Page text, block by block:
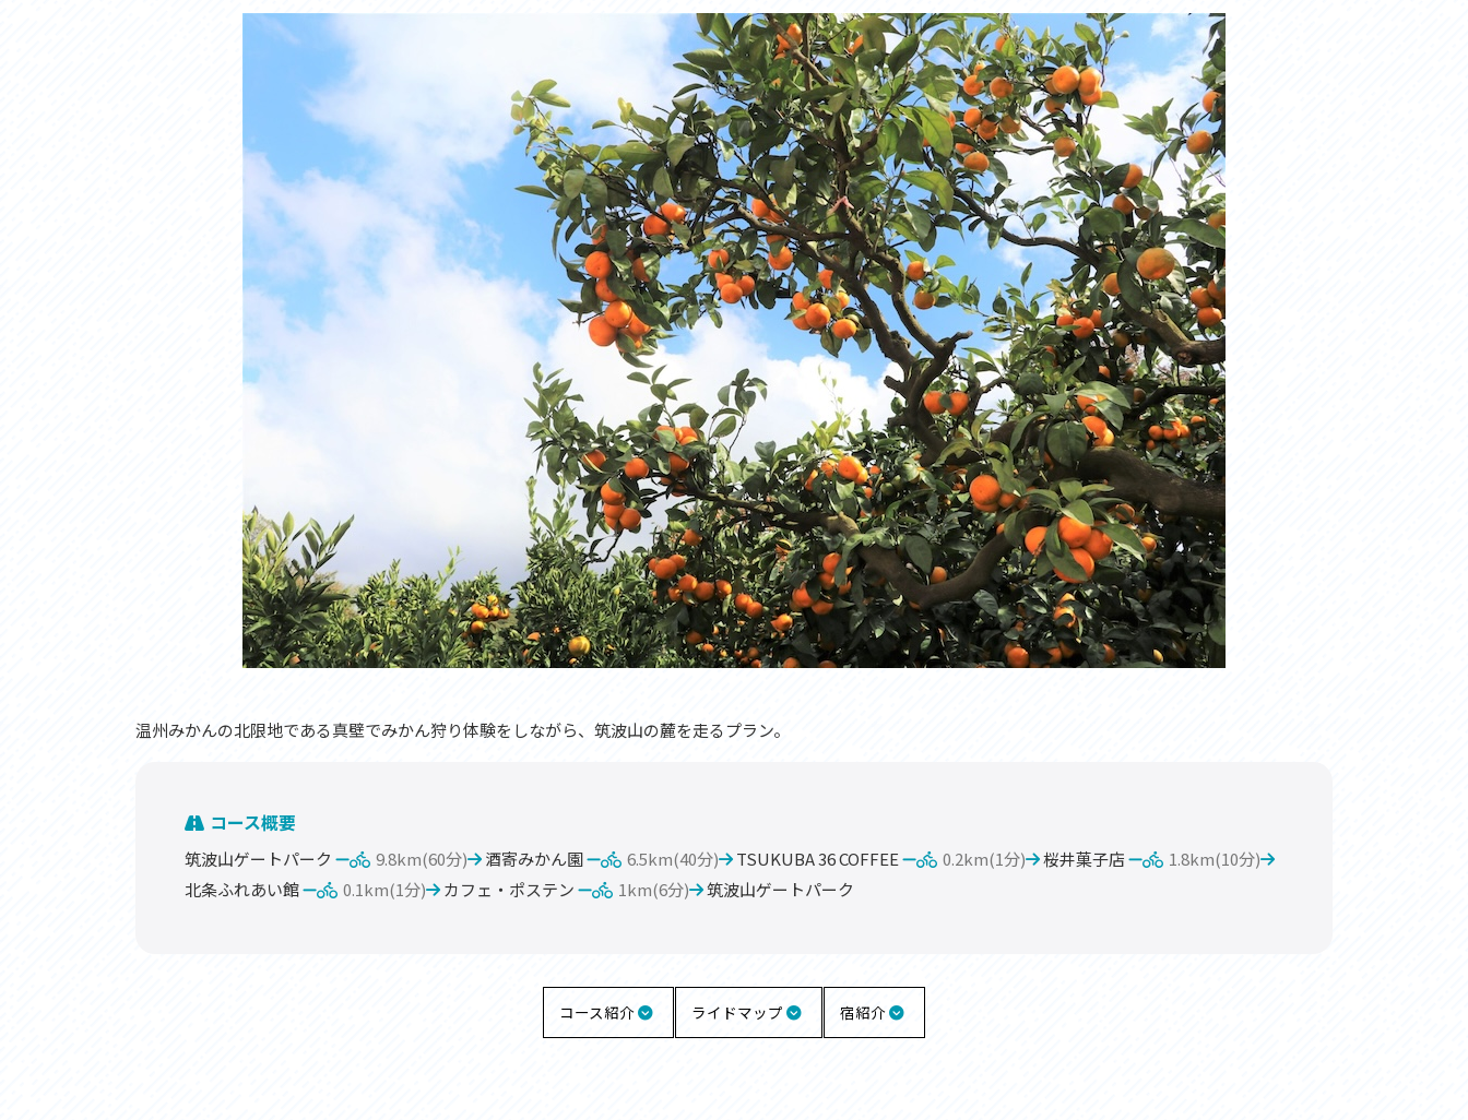
サイクリストにやさしい宿
サイクルサポートステーション
りんりんスクエア土浦
つくば霞ヶ浦りんりんロード利活用推進協
オリジナルグッズ
台湾「大東北角観光圏」との観光友好交流
サイクルサポートステーション
自転車修理施設
サポートライダー
奥久慈里山ヒルクライムルート利活用推進
協議会
ライドプラン
サイクリストにやさしい宿
レンタサイクル
サイクルサポートステーション
サポートライダー
自転車修理施設
大洗・ひたち海浜シーサイドルート利活用
推進協議会
温州みかんの北限地である真壁でみかん狩り体験をしながら、筑波山の麓を走るプラン。
コース概要
筑波山ゲートパーク 9.8km(60分) 酒寄みかん園 6.5km(40分) TSUKUBA 36 COFFEE 0.2km(1分) 桜井菓子店
1.8km(10分)
北条ふれあい館
0.1km(1分) カフェ・ポステン 1km(6分) 筑波山ゲートパーク
コース紹介 ライドマップ 宿紹介